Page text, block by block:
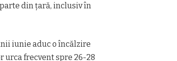
din țară, inclusiv în
iunie aduc o încălzire
urca frecvent spre 26-28